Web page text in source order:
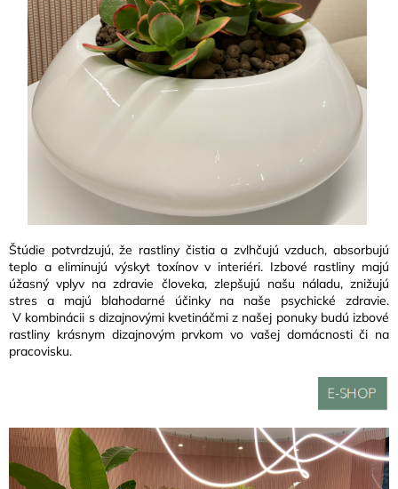
Štúdie potvrdzujú, že rastliny čistia a zvlhčujú vzduch, absorbujú
teplo a eliminujú výskyt toxínov v interiéri. Izbové rastliny majú
úžasný vplyv na zdravie človeka, zlepšujú našu náladu, znižujú
stres a majú blahodarné účinky na naše psychické zdravie.
V kombinácii s dizajnovými kvetináčmi z našej ponuky budú izbové
rastliny krásnym dizajnovým prvkom vo vašej domácnosti či na
pracovisku.